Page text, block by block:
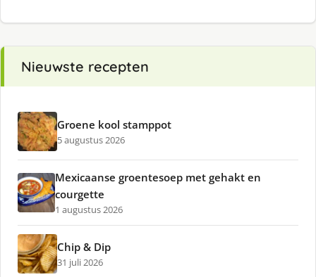
Nieuwste recepten
Groene kool stamppot
5 augustus 2026
Mexicaanse groentesoep met gehakt en
courgette
1 augustus 2026
Chip & Dip
31 juli 2026